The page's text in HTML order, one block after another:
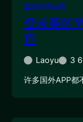
国外软件应用
登录美区
程
Laoyu
3
许多国外APP都